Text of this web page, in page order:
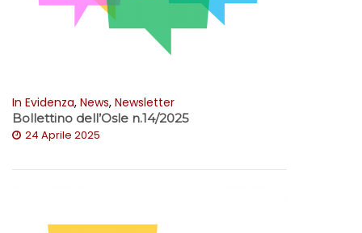
In Evidenza, News, Newsletter
Bollettino dell’Osle n.14/2025
24 Aprile 2025